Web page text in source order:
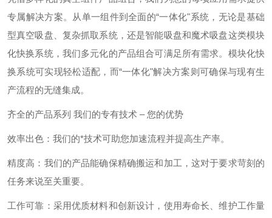
专属解决方案。从单一组件到全面的“一体化"系统，无论是基础
型真空吸盘、复杂抓取系统，还是智能吸盘和魔术吸盘这类模块
化快换系统，我们多元化的产品组合可满足所有需求。模块化快
换系统可实现轻松适配，而“一体化"解决方案则可确保与现有生
产流程的无缝集成。
齐全的产品系列 我们的专有技术 – 您的优势
效率出色：我们的*技术可助您加速流程并提高生产率。
精度高：我们的产品能确保精确搬运和加工，这对于要求苛刻的
任务来说至关重要。
工作可靠：采用优质材料和创新设计，使用寿命长、维护工作量